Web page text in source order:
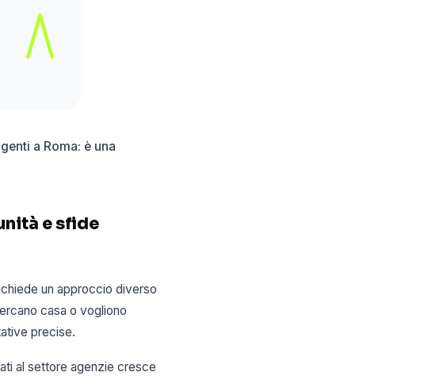
a Roma: è una
e sfide
un approccio diverso
casa o vogliono
precise.
al settore agenzie cresce